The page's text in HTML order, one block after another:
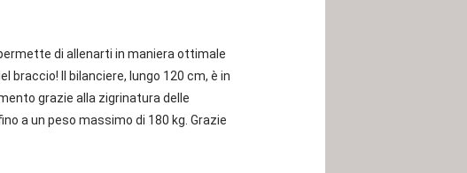
di allenarti in maniera ottimale
braccio! Il bilanciere, lungo 120 cm, è in
grazie alla zigrinatura delle
a un peso massimo di 180 kg. Grazie